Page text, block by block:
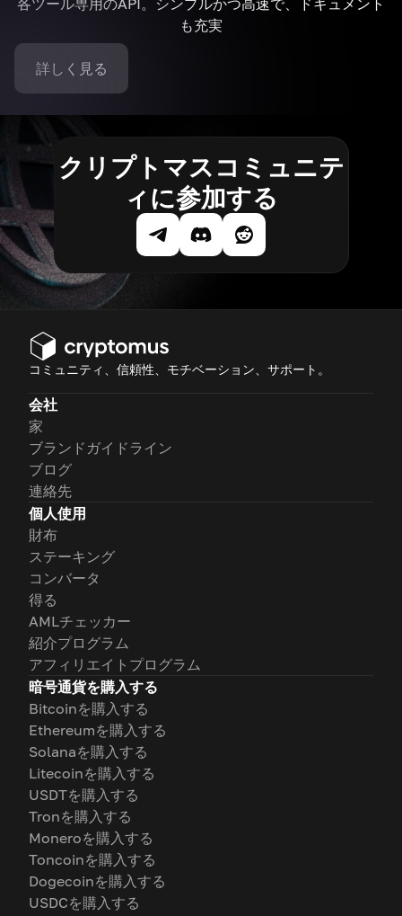
各ツール専用のAPI。シンプルかつ高速で、ドキュメント
も充実
詳しく見る
クリプトマスコミュニテ
ィに参加する
コミュニティ、信頼性、モチベーション、サポート。
会社
家
ブランドガイドライン
ブログ
連絡先
個人使用
財布
ステーキング
コンバータ
得る
AMLチェッカー
紹介プログラム
アフィリエイトプログラム
暗号通貨を購入する
Bitcoinを購入する
Ethereumを購入する
Solanaを購入する
Litecoinを購入する
USDTを購入する
Tronを購入する
Moneroを購入する
Toncoinを購入する
Dogecoinを購入する
USDCを購入する